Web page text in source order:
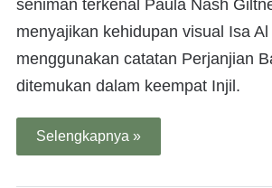
seniman terkenal Paula Nash
menyajikan kehidupan visual Isa
menggunakan catatan Perjanjian
ditemukan dalam keempat Injil.
Selengkapnya »